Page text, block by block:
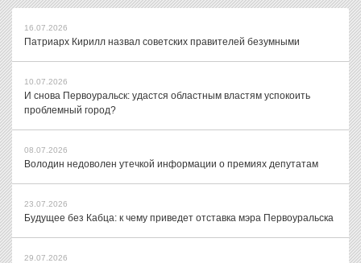
16.07.2026
Патриарх Кирилл назвал советских правителей безумными
10.07.2026
И снова Первоуральск: удастся областным властям успокоить
проблемный город?
08.07.2026
Володин недоволен утечкой информации о премиях депутатам
23.07.2026
Будущее без Кабца: к чему приведет отставка мэра Первоуральска
29.07.2026